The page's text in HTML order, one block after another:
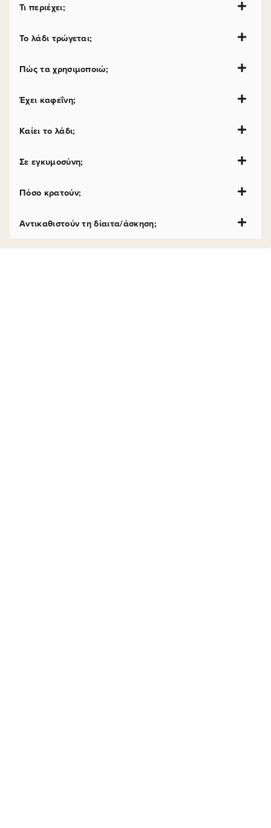
Τι περιέχει;
Το λάδι τρώγεται;
Πώς τα χρησιμοποιώ;
Έχει καφεΐνη;
Καίει το λάδι;
Σε εγκυμοσύνη;
Πόσο κρατούν;
Αντικαθιστούν τη δίαιτα/άσκηση;